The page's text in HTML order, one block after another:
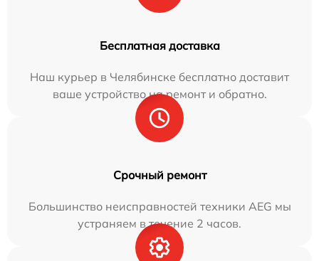
Бесплатная доставка
Наш курьер в Челябинске бесплатно доставит
ваше устройство на ремонт и обратно.
Срочный ремонт
Большинство неисправностей техники AEG мы
устраняем в течение 2 часов.